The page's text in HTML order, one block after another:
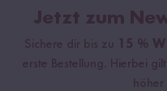
Jetzt zum
Sichere dir bis zu 15 %
erste Bestellung. Hierbei